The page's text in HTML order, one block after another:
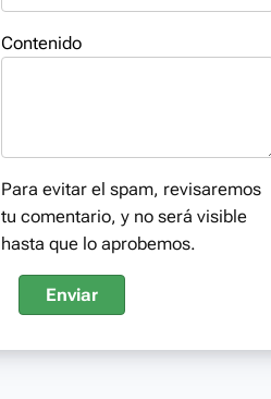
Contenido
Para evitar el spam, revisaremos
tu comentario, y no será visible
hasta que lo aprobemos.
Enviar